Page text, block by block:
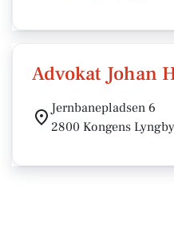
Advokat Johan
Jernbanepladsen 6
2800 Kongens Lyngby